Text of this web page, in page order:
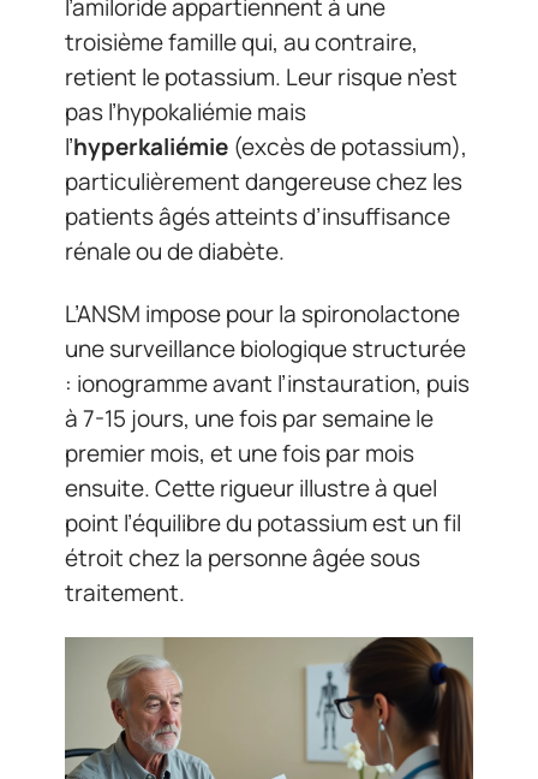
l’amiloride appartiennent à une
troisième famille qui, au contraire,
retient le potassium. Leur risque n’est
pas l’hypokaliémie mais
l’hyperkaliémie (excès de potassium),
particulièrement dangereuse chez les
patients âgés atteints d’insuffisance
rénale ou de diabète.
L’ANSM impose pour la spironolactone
une surveillance biologique structurée
: ionogramme avant l’instauration, puis
à 7-15 jours, une fois par semaine le
premier mois, et une fois par mois
ensuite. Cette rigueur illustre à quel
point l’équilibre du potassium est un fil
étroit chez la personne âgée sous
traitement.